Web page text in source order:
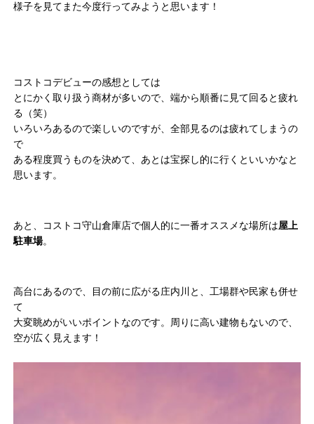
様子を見てまた今度行ってみようと思います！
コストコデビューの感想としては
とにかく取り扱う商材が多いので、端から順番に見て回ると疲れ
る（笑）
いろいろあるので楽しいのですが、全部見るのは疲れてしまうの
で
ある程度買うものを決めて、あとは宝探し的に行くといいかなと
思います。
あと、コストコ守山倉庫店で個人的に一番オススメな場所は屋上
駐車場。
高台にあるので、目の前に広がる庄内川と、工場群や民家も併せ
て
大変眺めがいいポイントなのです。周りに高い建物もないので、
空が広く見えます！